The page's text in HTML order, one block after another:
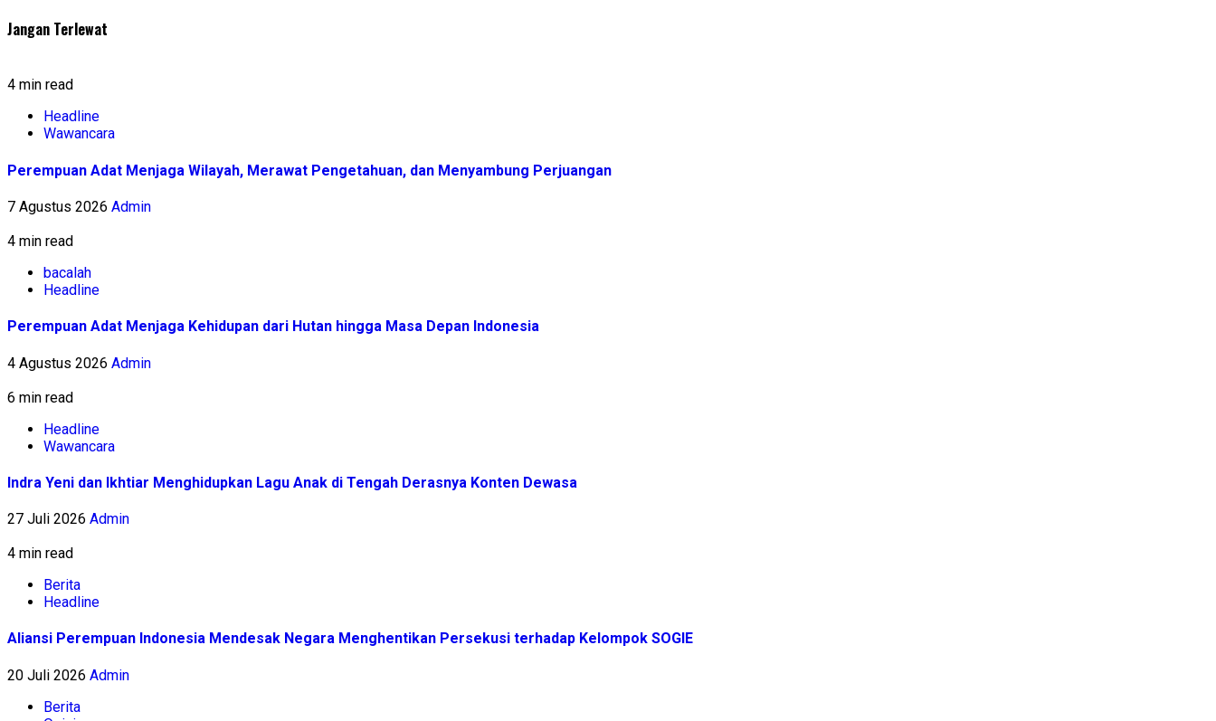
Jangan Terlewat
4 min read
Headline
Wawancara
Perempuan Adat Menjaga Wilayah, Merawat Pengetahuan, dan Menyambung Perjuangan
7 Agustus 2026 Admin
4 min read
bacalah
Headline
Perempuan Adat Menjaga Kehidupan dari Hutan hingga Masa Depan Indonesia
4 Agustus 2026 Admin
6 min read
Headline
Wawancara
Indra Yeni dan Ikhtiar Menghidupkan Lagu Anak di Tengah Derasnya Konten Dewasa
27 Juli 2026 Admin
4 min read
Berita
Headline
Aliansi Perempuan Indonesia Mendesak Negara Menghentikan Persekusi terhadap Kelompok SOGIE
20 Juli 2026 Admin
Berita